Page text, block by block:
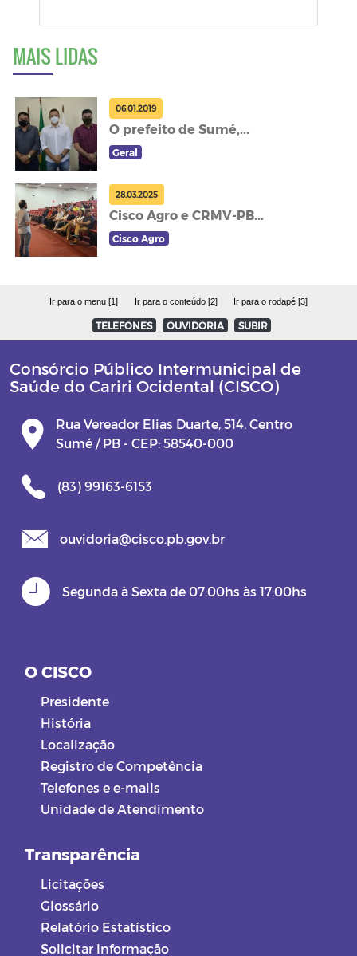
MAIS LIDAS
06.01.2019
O prefeito de Sumé,...
Geral
28.03.2025
Cisco Agro e CRMV-PB...
Cisco Agro
Ir para o menu [1] Ir para o conteúdo [2] Ir para o rodapé [3]
TELEFONES OUVIDORIA SUBIR
Consórcio Público Intermunicipal de
Saúde do Cariri Ocidental (CISCO)
Rua Vereador Elias Duarte, 514, Centro
Sumé / PB - CEP: 58540-000
(83) 99163-6153
ouvidoria@cisco.pb.gov.br
Segunda à Sexta de 07:00hs às 17:00hs
O CISCO
Presidente
História
Localização
Registro de Competência
Telefones e e-mails
Unidade de Atendimento
Transparência
Licitações
Glossário
Relatório Estatístico
Solicitar Informação